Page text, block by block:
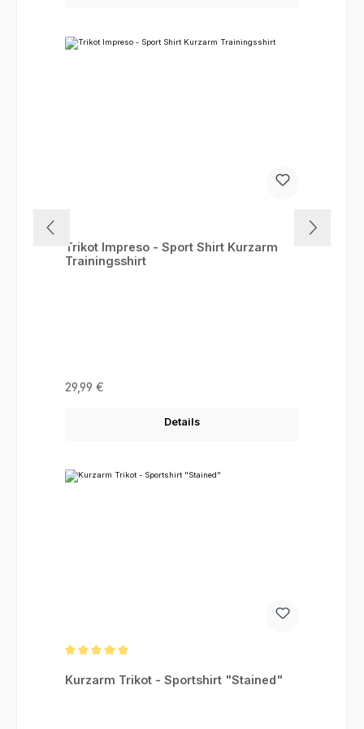
Trikot Impreso - Sport Shirt Kurzarm
Trainingsshirt
Regulärer Preis:
29,99 €
Details
Kurzarm Trikot - Sportshirt "Stained"